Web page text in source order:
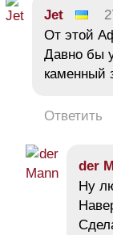
Jet
От этой
Давно бы
каменный
Ответить
der
Ну